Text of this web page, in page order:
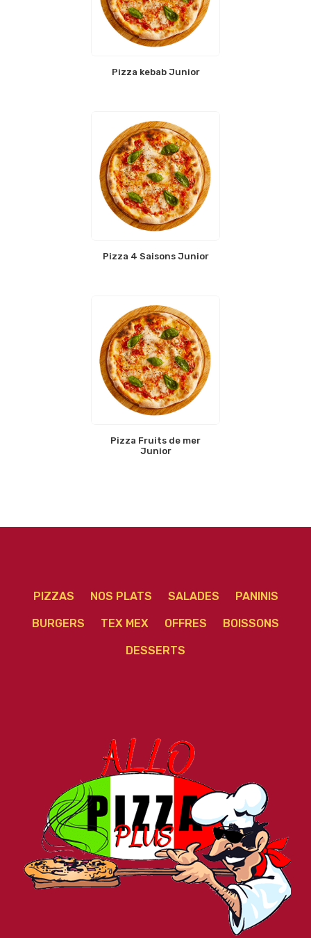
Pizza kebab Junior
Pizza 4 Saisons Junior
Pizza Fruits de mer
Junior
PIZZAS NOS PLATS SALADES PANINIS
BURGERS TEX MEX OFFRES BOISSONS
DESSERTS